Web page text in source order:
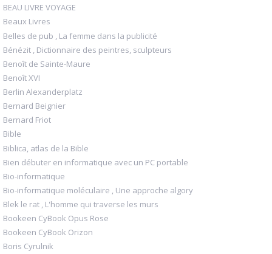
BEAU LIVRE VOYAGE
Beaux Livres
Belles de pub , La femme dans la publicité
Bénézit , Dictionnaire des peintres, sculpteurs
Benoît de Sainte-Maure
Benoît XVI
Berlin Alexanderplatz
Bernard Beignier
Bernard Friot
Bible
Biblica, atlas de la Bible
Bien débuter en informatique avec un PC portable
Bio-informatique
Bio-informatique moléculaire , Une approche algory
Blek le rat , L'homme qui traverse les murs
Bookeen CyBook Opus Rose
Bookeen CyBook Orizon
Boris Cyrulnik